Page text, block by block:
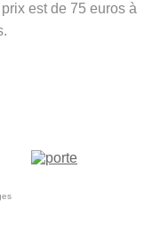
est de 75 euros à